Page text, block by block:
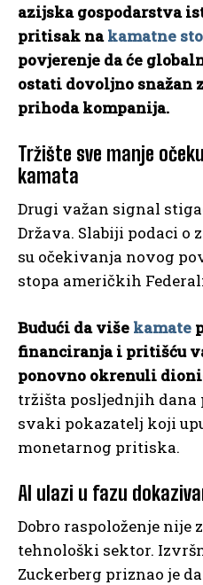
azijska gospodarstva
pritisak nakamatne
povjerenje da će
ostati dovoljno snažan
prihoda kompanija.
Tržište sve manje
kamata
Drugi važan signal
Država. Slabiji podaci o
su očekivanja novog
stopa američkih
Budući da više kamate
financiranja i pritišću
ponovno okrenuli
tržišta posljednjih
svaki pokazatelj koji
monetarnog pritiska.
AI ulazi u fazu
Dobro raspoloženje nije
tehnološki sektor.
Zuckerberg priznao je